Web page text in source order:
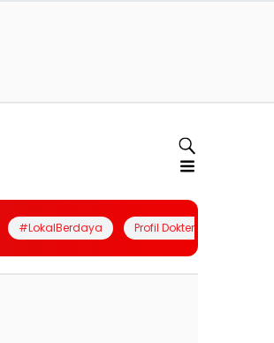
#LokalBerdaya Profil Dokter